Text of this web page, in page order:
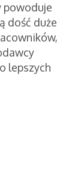
powoduje
dość duże
lepszych